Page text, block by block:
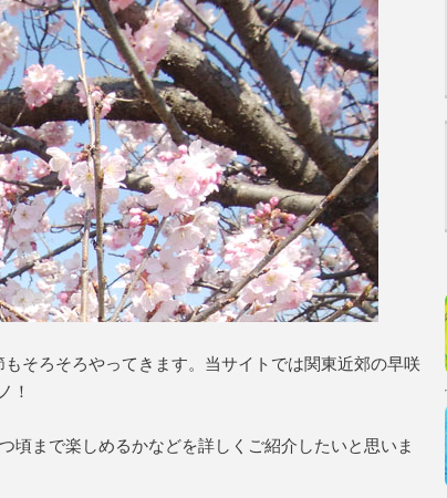
そろそろやってきます。当サイトでは関東近郊の早咲
！
頃まで楽しめるかなどを詳しくご紹介したいと思いま